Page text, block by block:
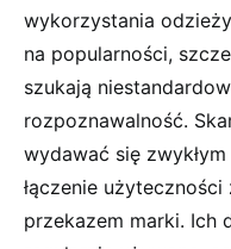
wykorzystania
na popularności,
szukają
rozpoznawalność.
wydawać się
łączenie
przekazem marki. Ich